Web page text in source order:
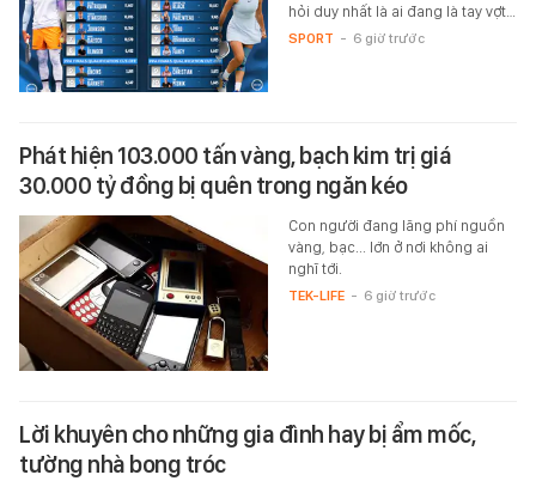
hỏi duy nhất là ai đang là tay vợt…
SPORT - 6 giờ trước
Phát hiện 103.000 tấn vàng, bạch kim trị giá
30.000 tỷ đồng bị quên trong ngăn kéo
Con người đang lãng phí nguồn
vàng, bạc... lớn ở nơi không ai
nghĩ tới.
TEK-LIFE - 6 giờ trước
Lời khuyên cho những gia đình hay bị ẩm mốc,
tường nhà bong tróc